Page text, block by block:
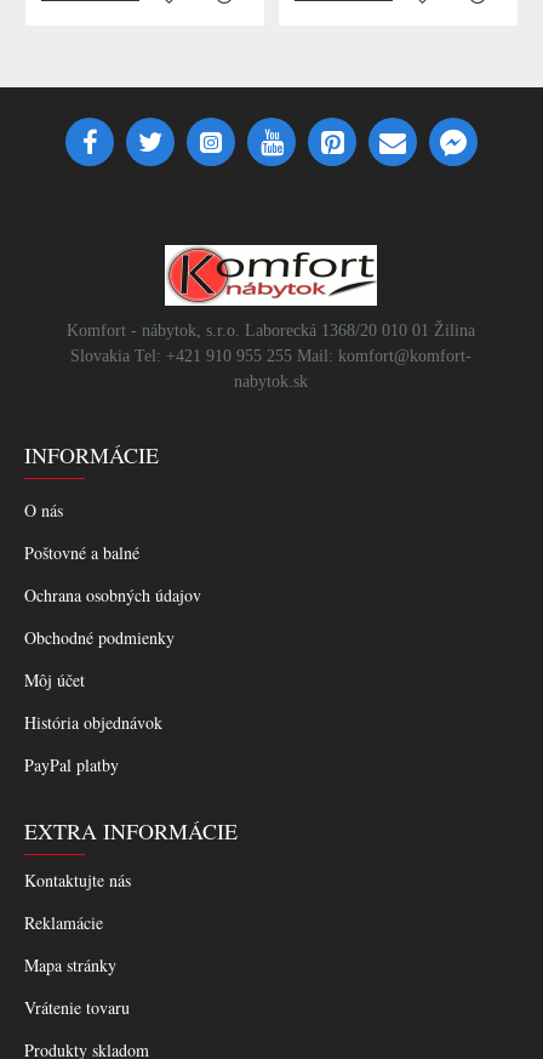
Komfort - nábytok, s.r.o. Laborecká 1368/20 010 01 Žilina
Slovakia Tel: +421 910 955 255 Mail: komfort@komfort-
nabytok.sk
INFORMÁCIE
O nás
Poštovné a balné
Ochrana osobných údajov
Obchodné podmienky
Môj účet
História objednávok
PayPal platby
EXTRA INFORMÁCIE
Kontaktujte nás
Reklamácie
Mapa stránky
Vrátenie tovaru
Produkty skladom